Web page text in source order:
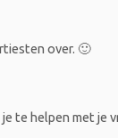
over. 🙂
te helpen met je